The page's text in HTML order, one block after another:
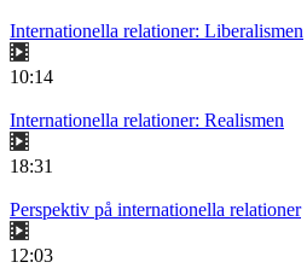
Internationella relationer: Liberalismen
10:14
Internationella relationer: Realismen
18:31
Perspektiv på internationella relationer
12:03